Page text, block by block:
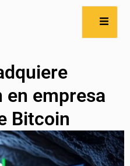
empresa
Bitcoin